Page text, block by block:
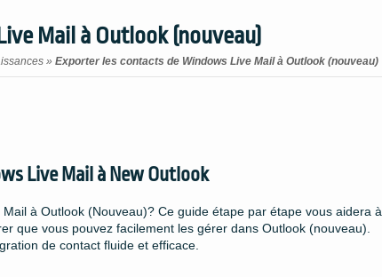
Mail à Outlook (nouveau)
» Exporter les contacts de Windows Live Mail à Outlook (nouveau)
Live Mail à New Outlook
à Outlook (Nouveau)? Ce guide étape par étape vous aidera à
que vous pouvez facilement les gérer dans Outlook (nouveau).
de contact fluide et efficace.